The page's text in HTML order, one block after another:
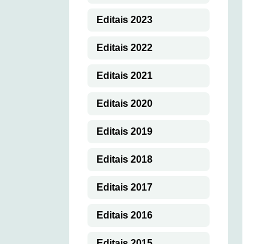
Editais 2023
Editais 2022
Editais 2021
Editais 2020
Editais 2019
Editais 2018
Editais 2017
Editais 2016